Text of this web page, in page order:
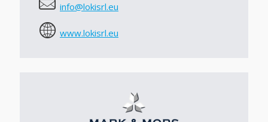
info@lokisrl.eu
www.lokisrl.eu